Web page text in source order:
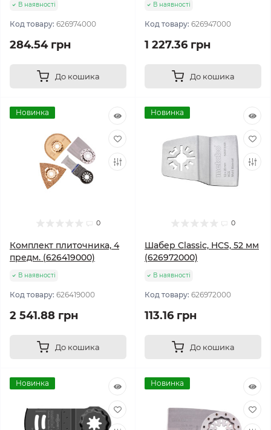
В наявності
Код товару: 626974000
284.54 грн
До кошика
В наявності
Код товару: 626947000
1 227.36 грн
До кошика
Новинка
0
Комплект плиточника, 4
предм. (626419000)
В наявності
Код товару: 626419000
2 541.88 грн
До кошика
Новинка
0
Шабер Classic, HCS, 52 мм
(626972000)
В наявності
Код товару: 626972000
113.16 грн
До кошика
Новинка Новинка